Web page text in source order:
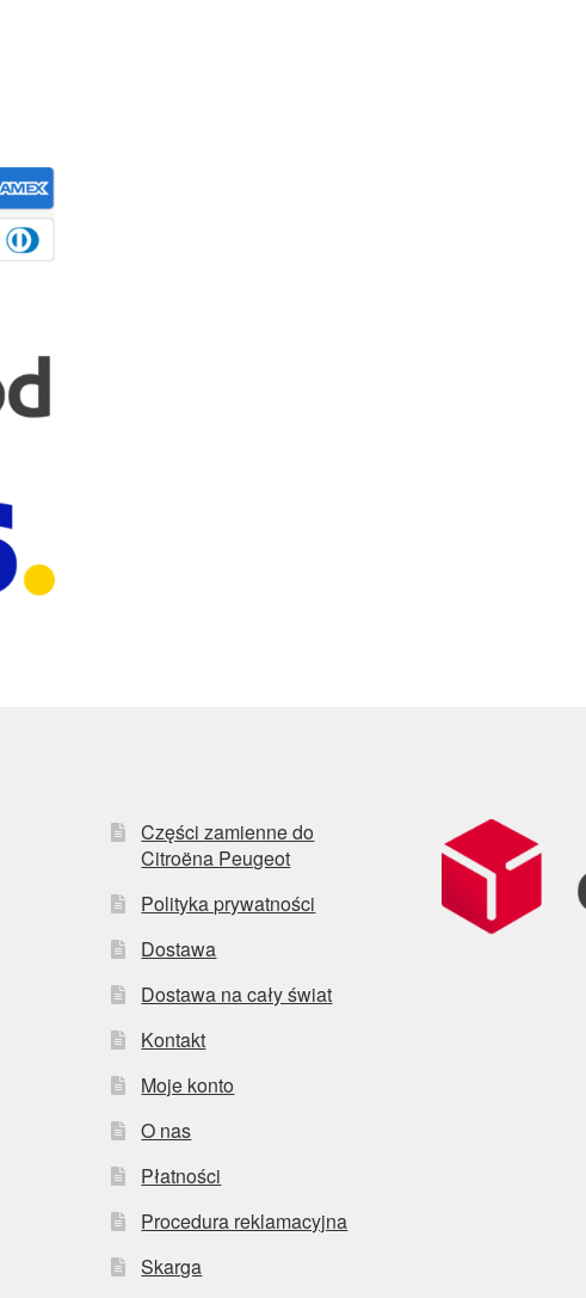
Części zamienne do
Citroëna Peugeot
Polityka prywatności
Dostawa
Dostawa na cały świat
Kontakt
Moje konto
O nas
Płatności
Procedura reklamacyjna
Skarga